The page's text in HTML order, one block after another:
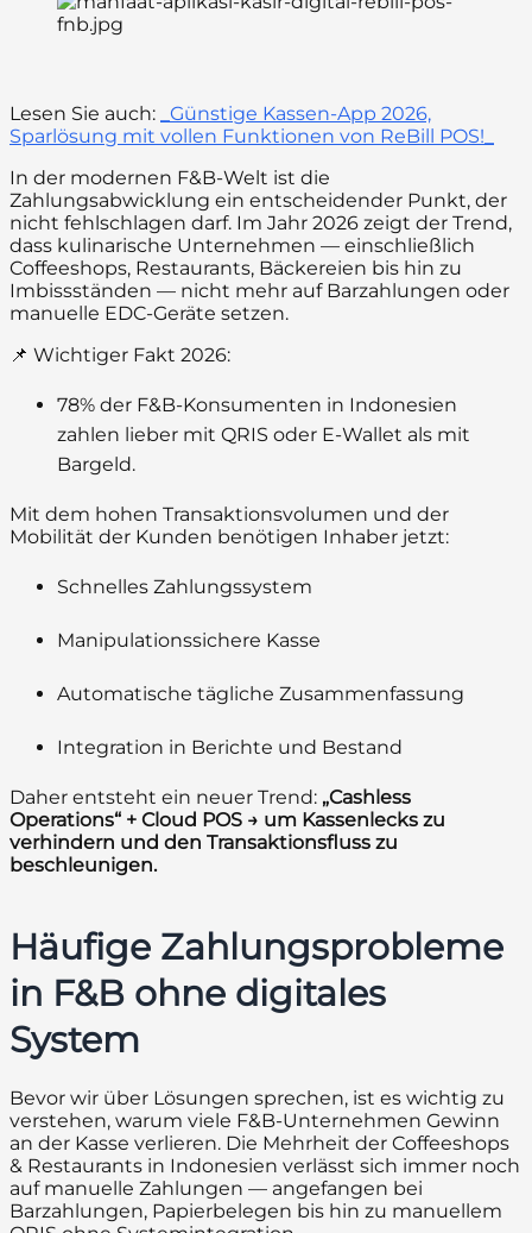
Lesen Sie auch:
_Günstige Kassen-App 2026,
Sparlösung mit vollen Funktionen von ReBill POS!_
In der modernen F&B-Welt ist die
Zahlungsabwicklung ein entscheidender Punkt, der
nicht fehlschlagen darf. Im Jahr 2026 zeigt der Trend,
dass kulinarische Unternehmen — einschließlich
Coffeeshops, Restaurants, Bäckereien bis hin zu
Imbissständen — nicht mehr auf Barzahlungen oder
manuelle EDC-Geräte setzen.
📌 Wichtiger Fakt 2026:
78% der F&B-Konsumenten in Indonesien
zahlen lieber mit QRIS oder E-Wallet als mit
Bargeld.
Mit dem hohen Transaktionsvolumen und der
Mobilität der Kunden benötigen Inhaber jetzt:
Schnelles Zahlungssystem
Manipulationssichere Kasse
Automatische tägliche Zusammenfassung
Integration in Berichte und Bestand
Daher entsteht ein neuer Trend: „Cashless
Operations“ + Cloud POS → um Kassenlecks zu
verhindern und den Transaktionsfluss zu
beschleunigen.
Häufige Zahlungsprobleme
in F&B ohne digitales
System
Bevor wir über Lösungen sprechen, ist es wichtig zu
verstehen, warum viele F&B-Unternehmen Gewinn
an der Kasse verlieren. Die Mehrheit der Coffeeshops
& Restaurants in Indonesien verlässt sich immer noch
auf manuelle Zahlungen — angefangen bei
Barzahlungen, Papierbelegen bis hin zu manuellem